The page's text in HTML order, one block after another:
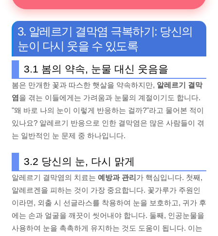
3. 알레르기 결막염 극복하기: 당신의
눈이 다시 웃을 수 있도록
3.1 봄의 약속, 눈물 대신 웃음을
봄은 만개한 꽃과 따스한 햇살을 약속하지만, 알레르기 결막
염을 겪는 이들에게는 가려움과 눈물의 계절이기도 합니다.
"왜 바로 나의 눈이 이렇게 반응하는 걸까?"라고 물어본 적이
있나요? 알레르기 반응으로 인한 결막염은 많은 사람들이 겪
는 일반적인 눈 문제 중 하나입니다.
3.2 당신의 눈, 다시 맑게
알레르기 결막염의 치료는 예방과 관리가 핵심입니다. 첫째,
알레르겐을 피하는 것이 가장 중요합니다. 꽃가루가 주원인
이라면, 외출 시 선글라스를 착용하여 눈을 보호하고, 귀가 후
에는 손과 얼굴을 깨끗이 씻어내야 합니다. 둘째, 인공눈물을
사용하여 눈을 촉촉하게 유지하는 것도 도움이 됩니다. 이는